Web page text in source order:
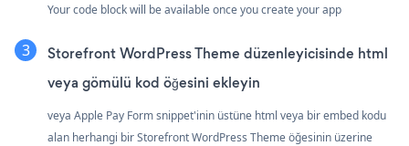
Your code block will be available once you create your app
Storefront WordPress Theme düzenleyicisinde html
veya gömülü kod öğesini ekleyin
veya Apple Pay Form snippet'inin üstüne html veya bir embed kodu
alan herhangi bir Storefront WordPress Theme öğesinin üzerine